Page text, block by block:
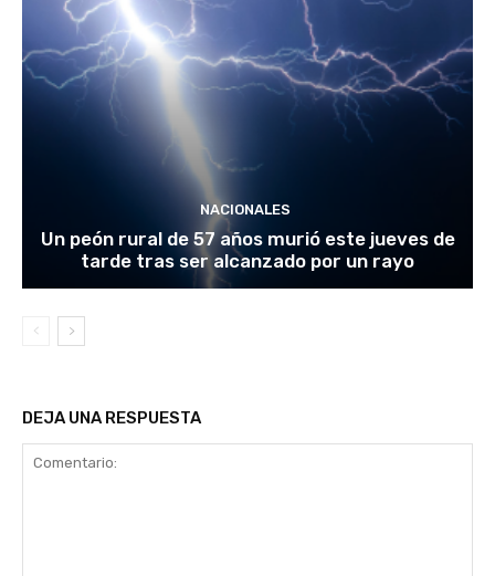
NACIONALES
Un peón rural de 57 años murió este jueves de
tarde tras ser alcanzado por un rayo
DEJA UNA RESPUESTA